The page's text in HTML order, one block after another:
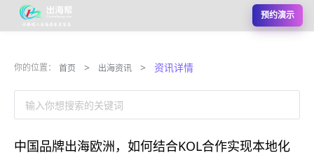
预约演示
你的位置： 首页 > 出海资讯 > 资讯详情
输入你想搜索的关键词
中国品牌出海欧洲，如何结合KOL合作实现本地化